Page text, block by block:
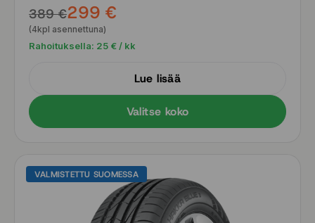
389 €299 €
(4kpl asennettuna)
Rahoituksella: 25 € / kk
Lue lisää
Valitse koko
VALMISTETTU SUOMESSA